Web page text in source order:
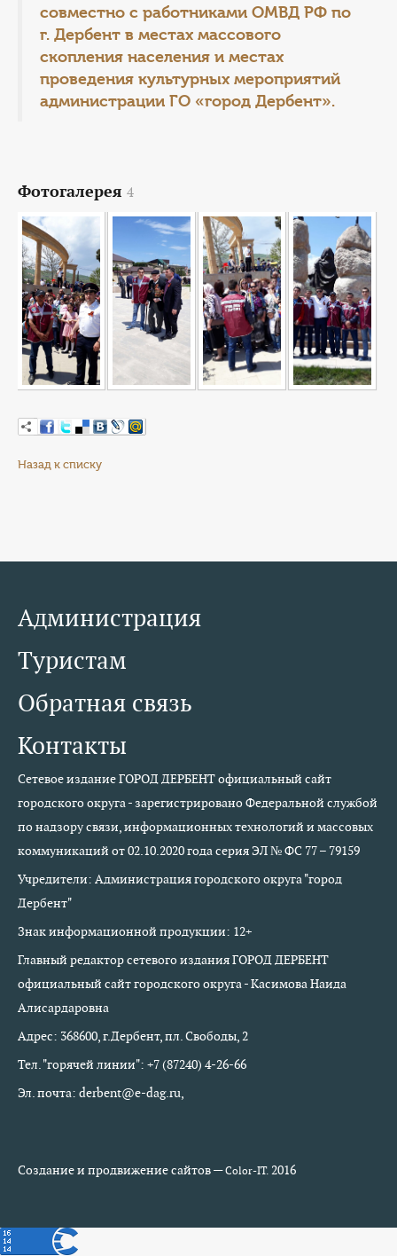
совместно с работниками ОМВД РФ по
г. Дербент в местах массового
скопления населения и местах
проведения культурных мероприятий
администрации ГО «город Дербент».
Фотогалерея 4
Назад к списку
Администрация
Туристам
Обратная связь
Контакты
Сетевое издание ГОРОД ДЕРБЕНТ официальный сайт
городского округа - зарегистрировано Федеральной службой
по надзору связи, информационных технологий и массовых
коммуникаций от 02.10.2020 года серия ЭЛ № ФС 77 – 79159
Учредители: Администрация городского округа "город
Дербент"
Знак информационной продукции: 12+
Главный редактор сетевого издания ГОРОД ДЕРБЕНТ
официальный сайт городского округа - Касимова Наида
Алисардаровна
Адрес: 368600, г.Дербент, пл. Свободы, 2
Тел. "горячей линии": +7 (87240) 4-26-66
Эл. почта: derbent@e-dag.ru,
Создание и продвижение сайтов —Color-IT.2016